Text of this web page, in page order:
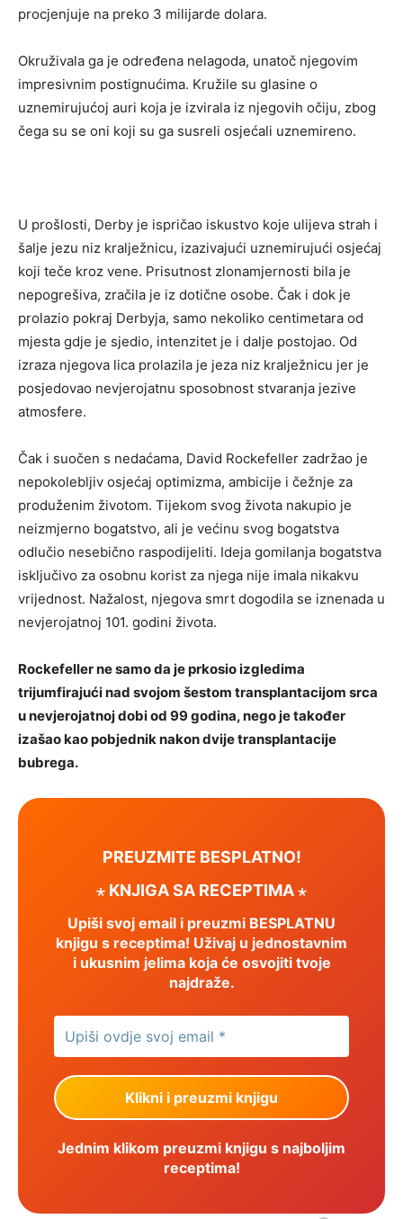
procjenjuje na preko 3 milijarde dolara.
Okruživala ga je određena nelagoda, unatoč njegovim
impresivnim postignućima. Kružile su glasine o
uznemirujućoj auri koja je izvirala iz njegovih očiju, zbog
čega su se oni koji su ga susreli osjećali uznemireno.
U prošlosti, Derby je ispričao iskustvo koje ulijeva strah i
šalje jezu niz kralježnicu, izazivajući uznemirujući osjećaj
koji teče kroz vene. Prisutnost zlonamjernosti bila je
nepogrešiva, zračila je iz dotične osobe. Čak i dok je
prolazio pokraj Derbyja, samo nekoliko centimetara od
mjesta gdje je sjedio, intenzitet je i dalje postojao. Od
izraza njegova lica prolazila je jeza niz kralježnicu jer je
posjedovao nevjerojatnu sposobnost stvaranja jezive
atmosfere.
Čak i suočen s nedaćama, David Rockefeller zadržao je
nepokolebljiv osjećaj optimizma, ambicije i čežnje za
produženim životom. Tijekom svog života nakupio je
neizmjerno bogatstvo, ali je većinu svog bogatstva
odlučio nesebično raspodijeliti. Ideja gomilanja bogatstva
isključivo za osobnu korist za njega nije imala nikakvu
vrijednost. Nažalost, njegova smrt dogodila se iznenada u
nevjerojatnoj 101. godini života.
Rockefeller ne samo da je prkosio izgledima
trijumfirajući nad svojom šestom transplantacijom srca
u nevjerojatnoj dobi od 99 godina, nego je također
izašao kao pobjednik nakon dvije transplantacije
bubrega.
PREUZMITE BESPLATNO!
⋆ KNJIGA SA RECEPTIMA ⋆
Upiši svoj email i preuzmi BESPLATNU
knjigu s receptima! Uživaj u jednostavnim
i ukusnim jelima koja će osvojiti tvoje
najdraže.
Jednim klikom preuzmi knjigu s najboljim
receptima!